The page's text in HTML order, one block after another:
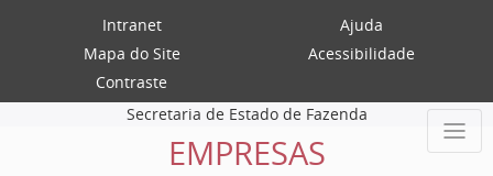
Intranet
Ajuda
Mapa do Site
Acessibilidade
Contraste
Secretaria de Estado de Fazenda
EMPRESAS